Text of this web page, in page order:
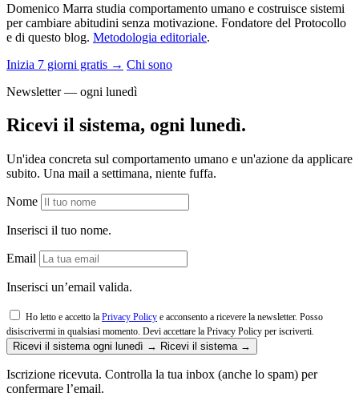
Domenico Marra studia comportamento umano e costruisce sistemi
per cambiare abitudini senza motivazione. Fondatore del Protocollo
e di questo blog. Metodologia editoriale.
Inizia 7 giorni gratis → Chi sono
Newsletter — ogni lunedì
Ricevi il sistema, ogni lunedì.
Un'idea concreta sul comportamento umano e un'azione da applicare
subito. Una mail a settimana, niente fuffa.
Nome
Inserisci il tuo nome.
Email
Inserisci un’email valida.
Ho letto e accetto la Privacy Policy e acconsento a ricevere la newsletter. Posso
disiscrivermi in qualsiasi momento.
Devi accettare la Privacy Policy per iscriverti.
Ricevi il sistema ogni lunedì → Ricevi il sistema →
Iscrizione ricevuta. Controlla la tua inbox (anche lo spam) per
confermare l’email.